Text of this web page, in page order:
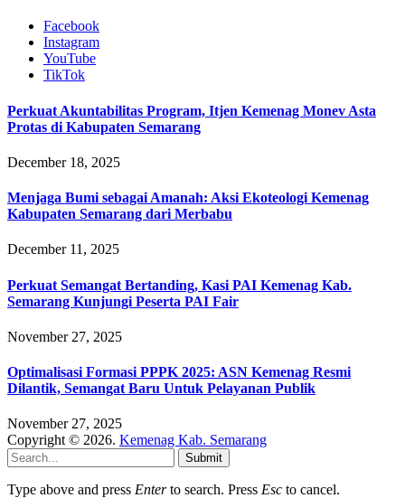
Facebook
Instagram
YouTube
TikTok
Perkuat Akuntabilitas Program, Itjen Kemenag Monev Asta
Protas di Kabupaten Semarang
December 18, 2025
Menjaga Bumi sebagai Amanah: Aksi Ekoteologi Kemenag
Kabupaten Semarang dari Merbabu
December 11, 2025
Perkuat Semangat Bertanding, Kasi PAI Kemenag Kab.
Semarang Kunjungi Peserta PAI Fair
November 27, 2025
Optimalisasi Formasi PPPK 2025: ASN Kemenag Resmi
Dilantik, Semangat Baru Untuk Pelayanan Publik
November 27, 2025
Copyright © 2026. Kemenag Kab. Semarang
Submit
Type above and press Enterto search. Press Esc to cancel.